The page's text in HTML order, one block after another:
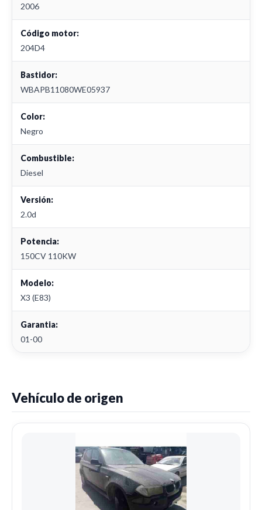
2006
Código motor:
204D4
Bastidor:
WBAPB11080WE05937
Color:
Negro
Combustible:
Diesel
Versión:
2.0d
Potencia:
150CV 110KW
Modelo:
X3 (E83)
Garantia:
01-00
Vehículo de origen